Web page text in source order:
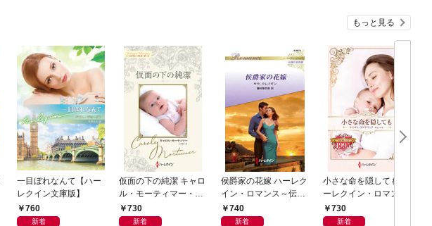
もっと見る
一目ぼれなんて【ハー
レクイン文庫版】
760
新着
仮面の下の純潔 キャロ
ル・モーティマー・コ
レクション【ハーレク
イン・マスターピース
730
新着
侯爵家の花嫁 ハーレク
イン・ロマンス～伝説
の名作選～【ハーレク
イン・ロマンス版】
740
新着
小さな命を隠しても ハ
ーレクイン・ロマン
ス・タイムマシン
730
新着